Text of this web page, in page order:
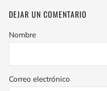
DEJAR UN COMENTARIO
Nombre
Correo electrónico